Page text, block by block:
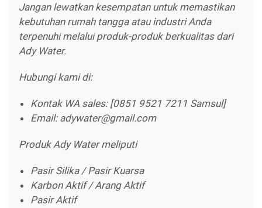
Jangan lewatkan kesempatan untuk memastikan
kebutuhan rumah tangga atau industri Anda
terpenuhi melalui produk-produk berkualitas dari
Ady Water.
Hubungi kami di:
Kontak WA sales: [0851 9521 7211 Samsul]
Email: adywater@gmail.com
Produk Ady Water meliputi
Pasir Silika / Pasir Kuarsa
Karbon Aktif / Arang Aktif
Pasir Aktif